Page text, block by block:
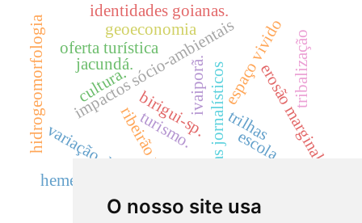
O nosso site usa
mapas jornalísticos
birigui-sp.
impactos sócio-ambientais
jacundá.
ribeirão preto.
espaço vivido
cultura.
variação de área
identidades goianas.
geoeconomia
turismo. erosão marginal
trilhas
oferta turística
hemerobia.
tribalização
escola
hidrogeomorfologia ivaiporã.